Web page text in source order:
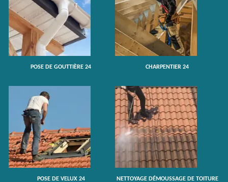
POSE DE GOUTTIÈRE 24 CHARPENTIER 24
POSE DE VELUX 24
NETTOYAGE DÉMOUSSAGE DE TOITURE